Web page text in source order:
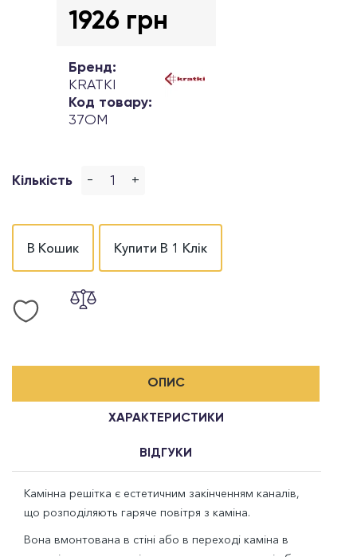
1926 грн
Бренд:
KRATKI
Код товару:
37OM
Кількість - +
В Кошик Купити В 1 Клік
ОПИС
ХАРАКТЕРИСТИКИ
ВІДГУКИ
Камінна решітка є естетичним закінченням каналів,
що розподіляють гаряче повітря з каміна.
Вона вмонтована в стіні або в переході каміна в